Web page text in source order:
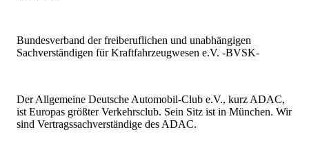
Bundesverband der freiberuflichen und unabhängigen
Sachverständigen für Kraftfahrzeugwesen e.V. -BVSK-
Der Allgemeine Deutsche Automobil-Club e.V., kurz ADAC,
ist Europas größter Verkehrsclub. Sein Sitz ist in München. Wir
sind Vertragssachverständige des ADAC.